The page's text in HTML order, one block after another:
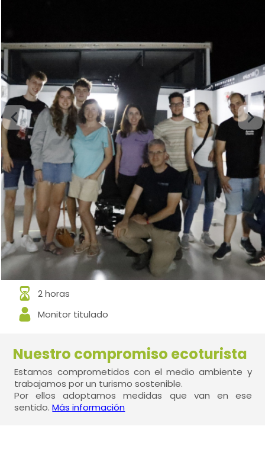
2 horas
Monitor titulado
Nuestro compromiso ecoturista
Estamos comprometidos con el medio ambiente y
trabajamos por un turismo sostenible.
Por ellos adoptamos medidas que van en ese
sentido.Más información